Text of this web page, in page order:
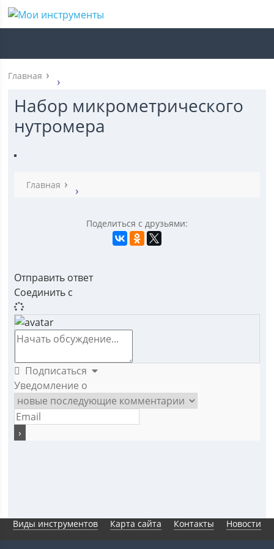
Главная
Набор микрометрического
нутромера
Главная
Поделиться с друзьями:
Отправить ответ
Соединить с
Подписаться
Уведомление о
Виды инструментов Карта сайта Контакты Новости